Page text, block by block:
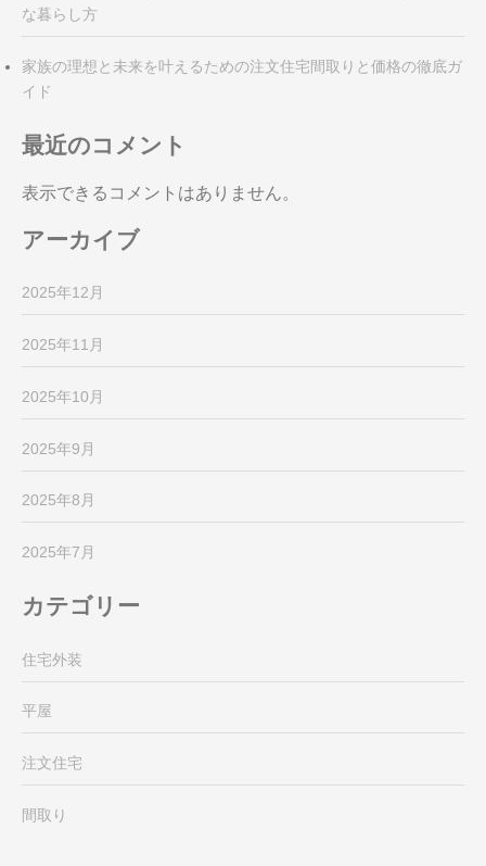
な暮らし方
家族の理想と未来を叶えるための注文住宅間取りと価格の徹底ガ
イド
最近のコメント
表示できるコメントはありません。
アーカイブ
2025年12月
2025年11月
2025年10月
2025年9月
2025年8月
2025年7月
カテゴリー
住宅外装
平屋
注文住宅
間取り